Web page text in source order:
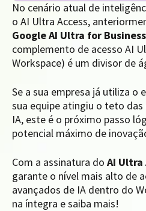
No cenário atual de
o AI Ultra Access,
Google AI Ultra for Business
complemento de acesso AI
Workspace) é um divisor de
Se a sua empresa já utiliza o
sua equipe atingiu o teto
IA, este é o próximo passo
potencial máximo de
Com a assinatura do AI Ultra
garante o nível mais alto de
avançados de IA dentro do
na íntegra e saiba mais!